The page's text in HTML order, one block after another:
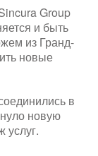
Group
и быть
из Гранд-
новые
в
новую
услуг.